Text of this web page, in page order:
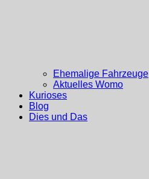
Ehemalige Fahrzeuge
Aktuelles Womo
Kurioses
Blog
Dies und Das